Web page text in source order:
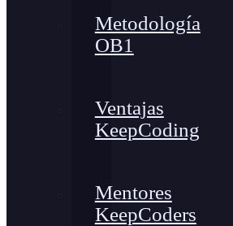
Metodología
OB1
Ventajas
KeepCoding
Mentores
KeepCoders